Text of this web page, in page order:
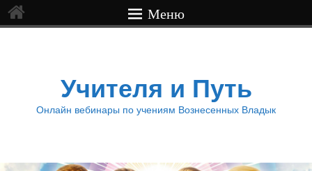
Меню
Учителя и Путь
Онлайн вебинары по учениям Вознесенных Владык